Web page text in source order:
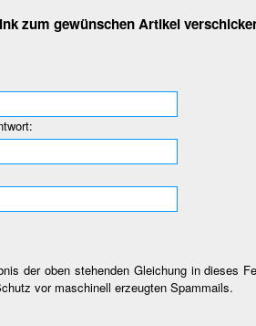
zum gewünschen Artikel
der oben stehenden Gleichung in dieses
vor maschinell erzeugten Spammails.